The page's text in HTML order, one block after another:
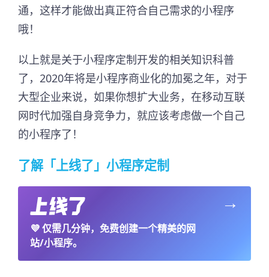
通，这样才能做出真正符合自己需求的小程序
哦！
以上就是关于小程序定制开发的相关知识科普
了，2020年将是小程序商业化的加冕之年，对于
大型企业来说，如果你想扩大业务，在移动互联
网时代加强自身竞争力，就应该考虑做一个自己
的小程序了！
了解 「上线了 」 小程序定制
💜仅需几分钟，免费创建一个精美的网
站/小程序。
→